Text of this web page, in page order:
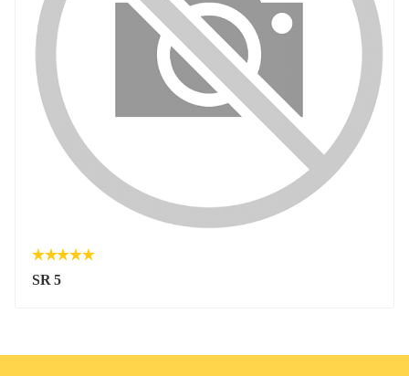
SR 5